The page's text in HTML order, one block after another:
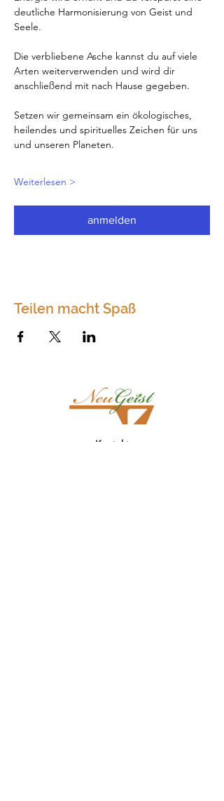
deutliche Harmonisierung von Geist und
Seele.
Die verbliebene Asche kannst du auf viele
Arten weiterverwenden und wird dir
anschließend mit nach Hause gegeben.
Setzen wir gemeinsam ein ökologisches,
heilendes und spirituelles Zeichen für uns
und unseren Planeten.
Weiterlesen >
anmelden
Teilen macht Spaß
Kontakt